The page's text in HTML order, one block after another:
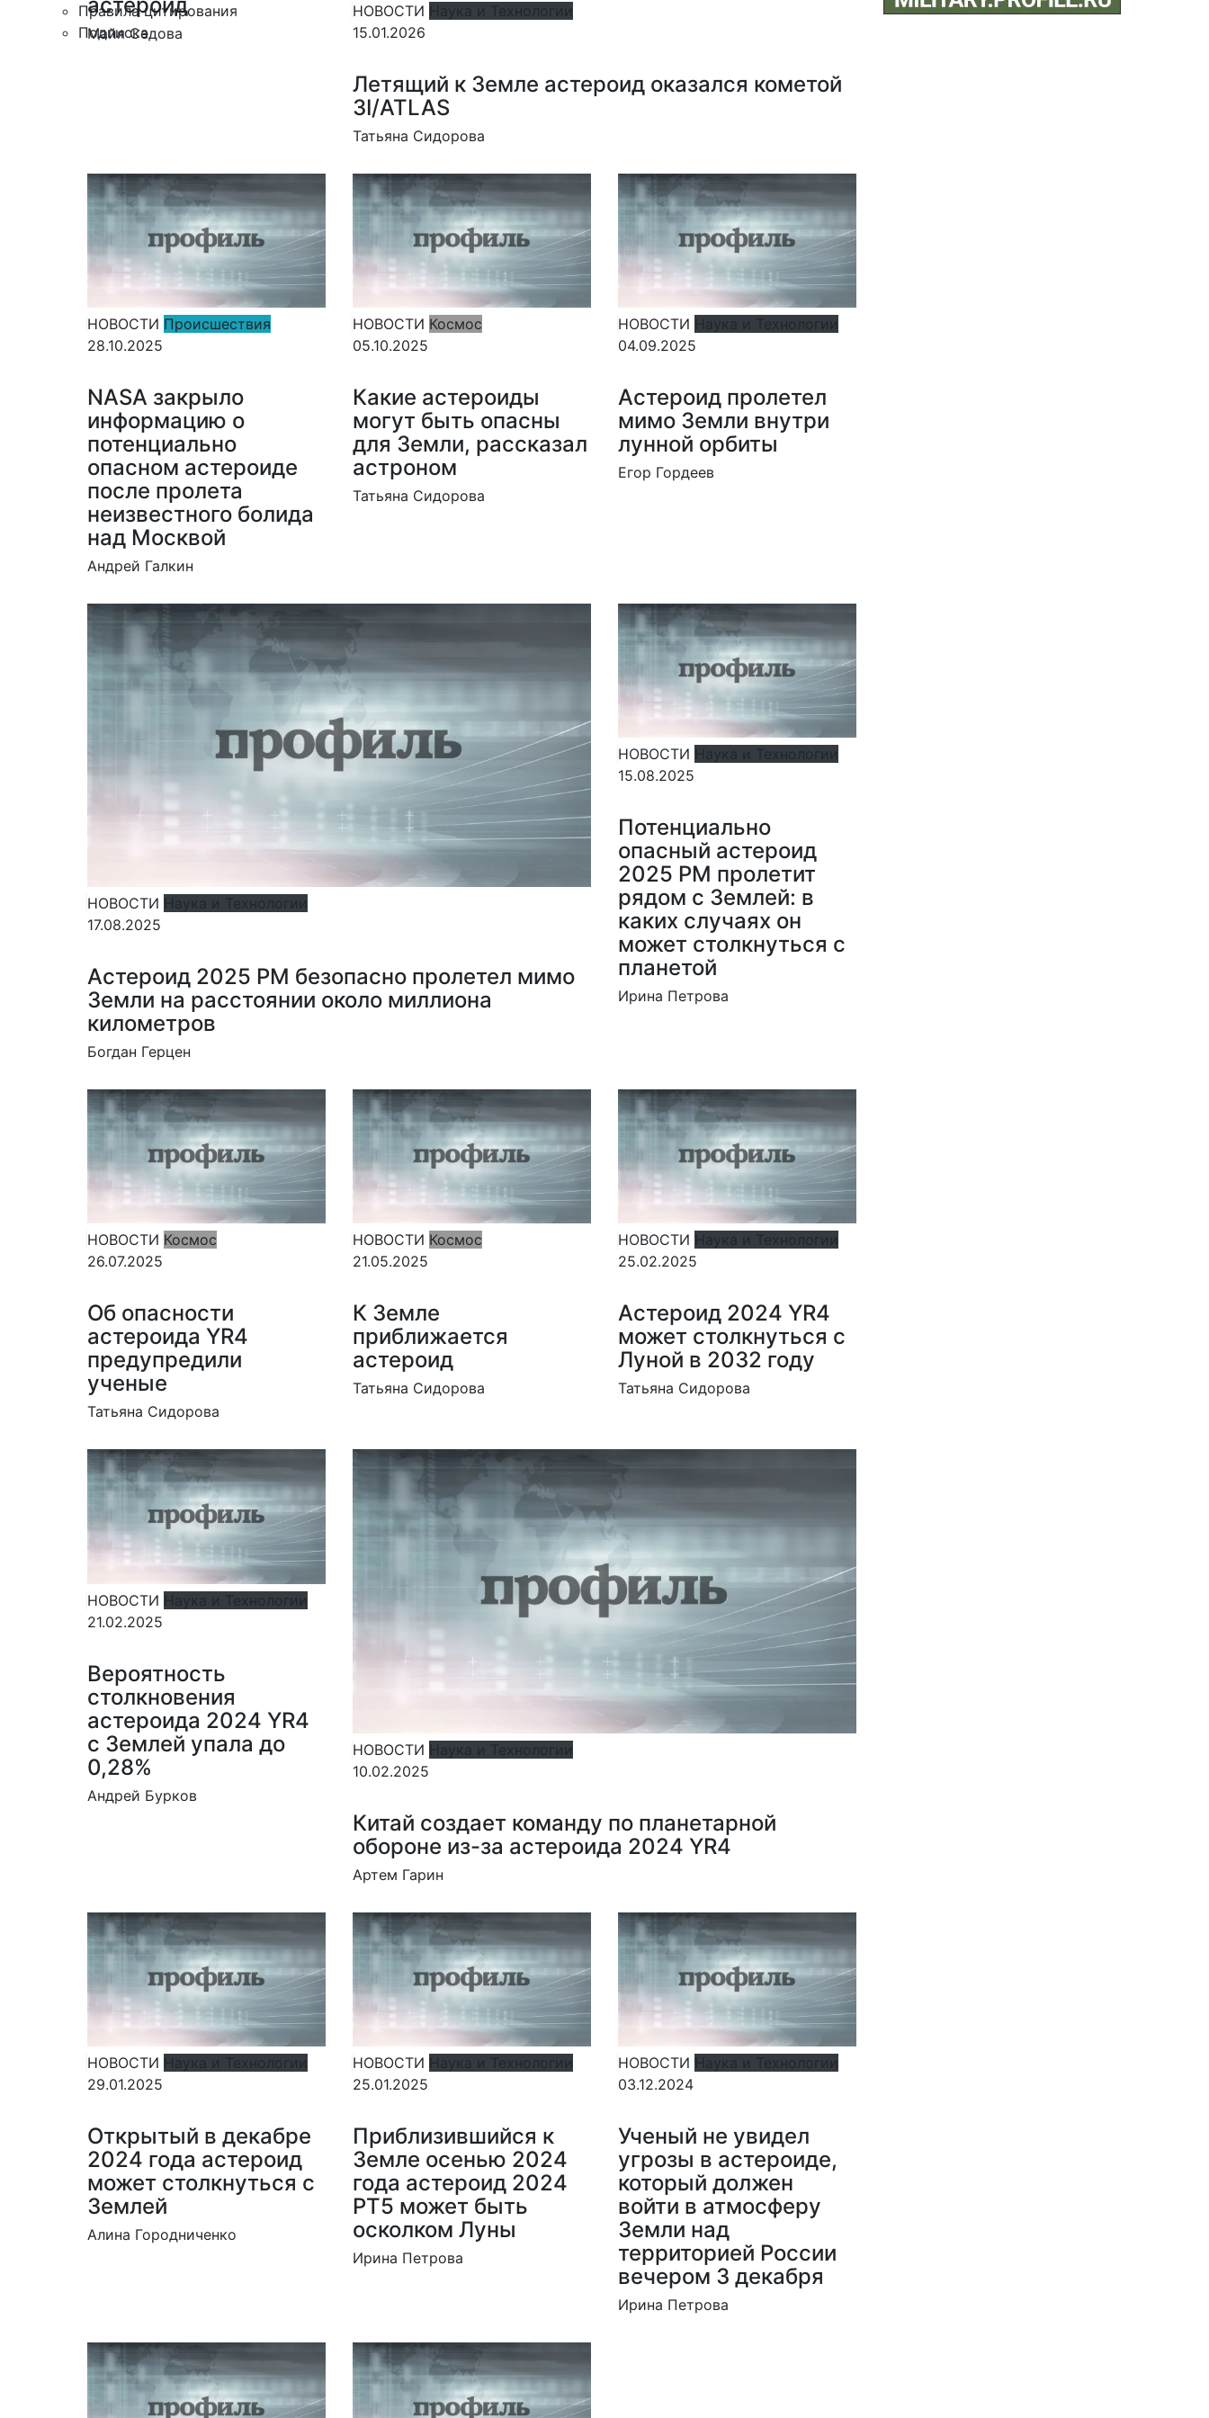
Правила цитирования
Подписка
Майя Седова
НОВОСТИ
Наука и Технологии
15.01.2026
Летящий к Земле астероид оказался кометой
3I/ATLAS
Татьяна Сидорова
НОВОСТИ Происшествия
28.10.2025
NASA закрыло
информацию о
потенциально
опасном астероиде
после пролета
неизвестного болида
над Москвой
Андрей Галкин
НОВОСТИ Космос
05.10.2025
Какие астероиды
могут быть опасны
для Земли, рассказал
астроном
Татьяна Сидорова
НОВОСТИ
Наука и Технологии
04.09.2025
Астероид пролетел
мимо Земли внутри
лунной орбиты
Егор Гордеев
НОВОСТИ
Наука и Технологии
17.08.2025
Астероид 2025 PM безопасно пролетел мимо
Земли на расстоянии около миллиона
километров
Богдан Герцен
НОВОСТИ
Наука и Технологии
15.08.2025
Потенциально
опасный астероид
2025 PM пролетит
рядом с Землей: в
каких случаях он
может столкнуться с
планетой
Ирина Петрова
НОВОСТИ Космос
26.07.2025
Об опасности
астероида YR4
предупредили
ученые
Татьяна Сидорова
НОВОСТИ Космос
21.05.2025
К Земле
приближается
астероид
Татьяна Сидорова
НОВОСТИ
Наука и Технологии
25.02.2025
Астероид 2024 YR4
может столкнуться с
Луной в 2032 году
Татьяна Сидорова
НОВОСТИ
Наука и Технологии
21.02.2025
Вероятность
столкновения
астероида 2024 YR4
с Землей упала до
0,28%
Андрей Бурков
НОВОСТИ
Наука и Технологии
10.02.2025
Китай создает команду по планетарной
обороне из-за астероида 2024 YR4
Артем Гарин
НОВОСТИ
Наука и Технологии
29.01.2025
Открытый в декабре
2024 года астероид
может столкнуться с
Землей
Алина Городниченко
НОВОСТИ
Наука и Технологии
25.01.2025
Приблизившийся к
Земле осенью 2024
года астероид 2024
PT5 может быть
осколком Луны
Ирина Петрова
НОВОСТИ
Наука и Технологии
03.12.2024
Ученый не увидел
угрозы в астероиде,
который должен
войти в атмосферу
Земли над
территорией России
вечером 3 декабря
Ирина Петрова